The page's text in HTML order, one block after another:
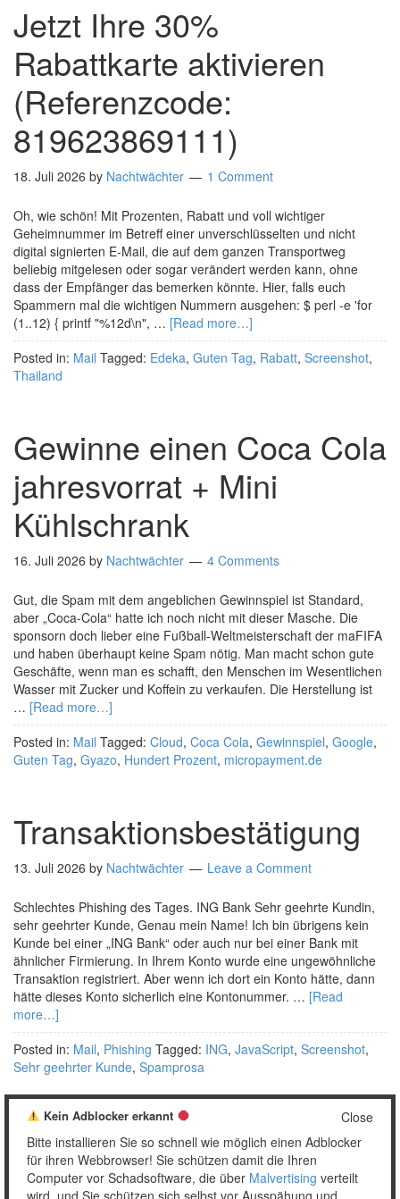
Jetzt Ihre 30%
Rabattkarte aktivieren
(Referenzcode:
819623869111)
18. Juli 2026 by Nachtwächter 1 Comment
Oh, wie schön! Mit Prozenten, Rabatt und voll wichtiger
Geheimnummer im Betreff einer unverschlüsselten und nicht
digital signierten E-Mail, die auf dem ganzen Transportweg
beliebig mitgelesen oder sogar verändert werden kann, ohne
dass der Empfänger das bemerken könnte. Hier, falls euch
Spammern mal die wichtigen Nummern ausgehen: $ perl -e 'for
(1..12) { printf "%12d\n", … [Read more…]
Posted in: Mail Tagged: Edeka, Guten Tag, Rabatt, Screenshot,
Thailand
Gewinne einen Coca Cola
jahresvorrat + Mini
Kühlschrank
16. Juli 2026 by Nachtwächter 4 Comments
Gut, die Spam mit dem angeblichen Gewinnspiel ist Standard,
aber „Coca-Cola“ hatte ich noch nicht mit dieser Masche. Die
sponsorn doch lieber eine Fußball-Weltmeisterschaft der maFIFA
und haben überhaupt keine Spam nötig. Man macht schon gute
Geschäfte, wenn man es schafft, den Menschen im Wesentlichen
Wasser mit Zucker und Koffein zu verkaufen. Die Herstellung ist
… [Read more…]
Posted in: Mail Tagged: Cloud, Coca Cola, Gewinnspiel, Google,
Guten Tag, Gyazo, Hundert Prozent, micropayment.de
Transaktionsbestätigung
13. Juli 2026 by Nachtwächter Leave a Comment
Schlechtes Phishing des Tages. ING Bank Sehr geehrte Kundin,
sehr geehrter Kunde, Genau mein Name! Ich bin übrigens kein
Kunde bei einer „ING Bank“ oder auch nur bei einer Bank mit
ähnlicher Firmierung. In Ihrem Konto wurde eine ungewöhnliche
Transaktion registriert. Aber wenn ich dort ein Konto hätte, dann
hätte dieses Konto sicherlich eine Kontonummer. … [Read
more…]
Posted in: Mail, Phishing Tagged: ING, JavaScript, Screenshot,
Sehr geehrter Kunde, Spamprosa
1 2 … 747 Weiter »
Close
Kein Adblocker erkannt
Bitte installieren Sie so schnell wie möglich einen Adblocker
für ihren Webbrowser! Sie schützen damit die Ihren
Computer vor Schadsoftware, die über Malvertising verteilt
wird, und Sie schützen sich selbst vor Ausspähung und